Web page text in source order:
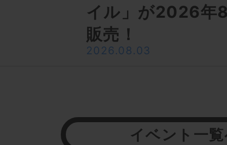
イル」が2026年
販売！
2026.08.03
イベント一